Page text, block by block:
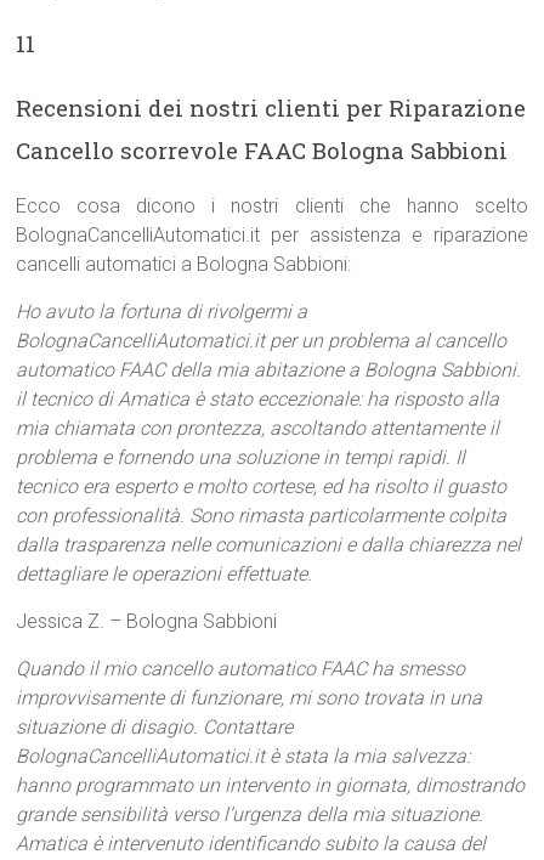
11
Recensioni dei nostri clienti per Riparazione
Cancello scorrevole FAAC Bologna Sabbioni
Ecco cosa dicono i nostri clienti che hanno scelto
BolognaCancelliAutomatici.it per assistenza e riparazione
cancelli automatici a Bologna Sabbioni:
Ho avuto la fortuna di rivolgermi a
BolognaCancelliAutomatici.it per un problema al cancello
automatico FAAC della mia abitazione a Bologna Sabbioni.
il tecnico di Amatica è stato eccezionale: ha risposto alla
mia chiamata con prontezza, ascoltando attentamente il
problema e fornendo una soluzione in tempi rapidi. Il
tecnico era esperto e molto cortese, ed ha risolto il guasto
con professionalità. Sono rimasta particolarmente colpita
dalla trasparenza nelle comunicazioni e dalla chiarezza nel
dettagliare le operazioni effettuate.
Jessica Z. – Bologna Sabbioni
Quando il mio cancello automatico FAAC ha smesso
improvvisamente di funzionare, mi sono trovata in una
situazione di disagio. Contattare
BolognaCancelliAutomatici.it è stata la mia salvezza:
hanno programmato un intervento in giornata, dimostrando
grande sensibilità verso l’urgenza della mia situazione.
Amatica è intervenuto identificando subito la causa del